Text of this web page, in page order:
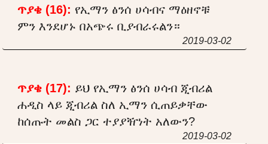
ጥያቄ (16): የኢማን ፅንሰ ሀሳብና ማዕዘኖቹ
ምን እንደሆኑ በአጭሩ ቢያብራሩልን።
2019-03-02
ጥያቄ (17): ይህ የኢማን ፅንሰ ሀሳብ ጂብሪል
ሐዲስ ላይ ጂብሪል ስለ ኢማን ሲጠይቃቸው
ከሰጡት መልስ ጋር ተያያዥነት አለውን?
2019-03-02